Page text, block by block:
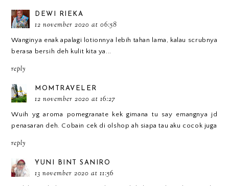
DEWI RIEKA
12 november 2020 at 06:58
Wanginya enak apalagi lotionnya lebih tahan lama, kalau scrubnya
berasa bersih deh kulit kita ya...
reply
MOMTRAVELER
12 november 2020 at 16:27
Wuih yg aroma pomegranate kek gimana tu say emangnya jd
penasaran deh. Cobain cek di olshop ah siapa tau aku cocok juga
reply
YUNI BINT SANIRO
13 november 2020 at 11:56